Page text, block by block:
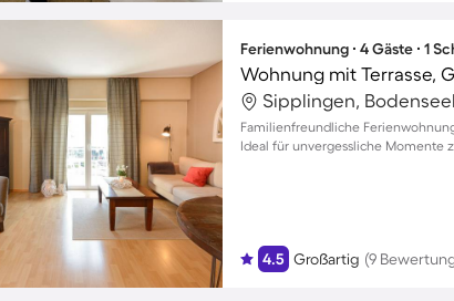
Ferienwohnung ∙ 4 Gäste ∙ 1
Wohnung mit Terrasse,
Sipplingen,
Familienfreundliche
Ideal für unvergessliche Momente
4.5 Großartig (9